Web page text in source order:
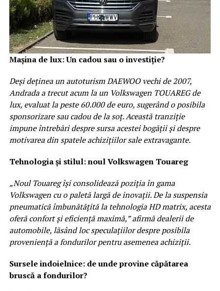
Mașina de lux: Un cadou sau o investiție?
Deși deținea un autoturism DAEWOO vechi de 2007,
Andrada a trecut acum la un Volkswagen TOUAREG de
lux, evaluat la peste 60.000 de euro, sugerând o posibila
sponsorizare sau cadou de la soț. Această tranziție
impune întrebări despre sursa acestei bogății și despre
motivarea din spatele achizițiilor sale extravagante.
Tehnologia și stilul: noul Volkswagen Touareg
„Noul Touareg își consolidează poziția în gama
Volkswagen cu o paletă largă de inovații. De la suspensia
pneumatică îmbunătățită la tehnologia HD matrix, acesta
oferă confort și eficiență maximă,” afirmă dealerii de
automobile, lăsând loc speculațiilor despre posibila
proveniență a fondurilor pentru asemenea achiziții.
Sursele indoielnice: de unde provine căpătarea
bruscă a fondurilor?